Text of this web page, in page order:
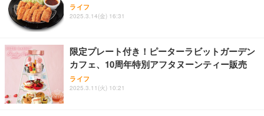
ライフ
2025.3.14(金) 16:31
限定プレート付き！ピーターラビットガーデン
カフェ、10周年特別アフタヌーンティー販売
ライフ
2025.3.11(火) 10:21